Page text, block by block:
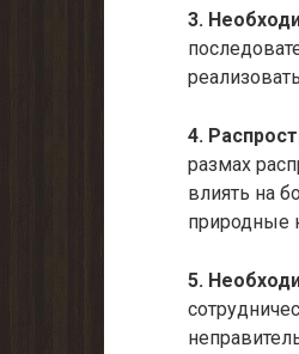
3.
4.
размах
влиять на
природные
5.